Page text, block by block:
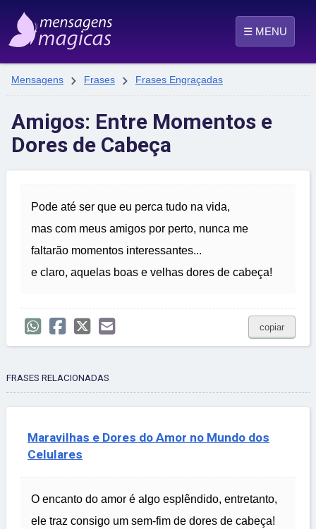
☰ MENU
Mensagens  Frases  Frases Engraçadas
Amigos: Entre Momentos e
Dores de Cabeça
Pode até ser que eu perca tudo na vida,
mas com meus amigos por perto, nunca me
faltarão momentos interessantes...
e claro, aquelas boas e velhas dores de cabeça!
copiar
FRASES RELACIONADAS
Maravilhas e Dores do Amor no Mundo dos
Celulares
O encanto do amor é algo esplêndido, entretanto,
ele traz consigo um sem-fim de dores de cabeça!